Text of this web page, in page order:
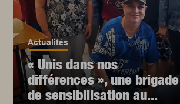
Actualités
« Unis dans nos
différences », une brigade
de sensibilisation au...